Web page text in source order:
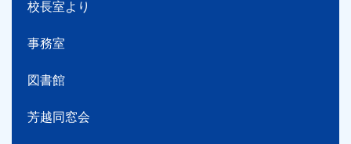
校長室より
事務室
図書館
芳越同窓会